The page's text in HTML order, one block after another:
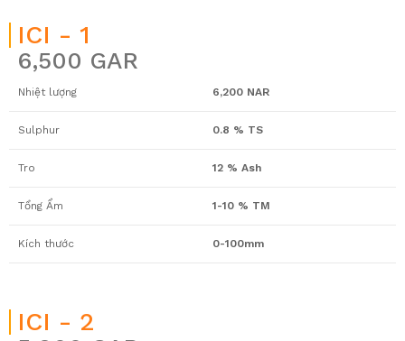
ICI - 1
6,500 GAR
Nhiệt lượng 6,200 NAR
Sulphur 0.8 % TS
Tro 12 % Ash
Tổng Ẩm 1-10 % TM
Kích thước 0-100mm
ICI - 2